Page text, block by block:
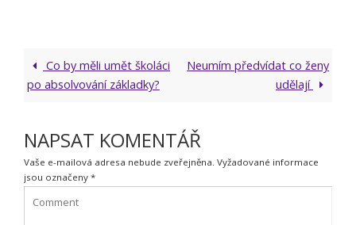
Co by měli umět školáci
po absolvování základky?
Neumím předvídat co ženy
udělají
NAPSAT KOMENTÁŘ
Vaše e-mailová adresa nebude zveřejněna. Vyžadované informace
jsou označeny *